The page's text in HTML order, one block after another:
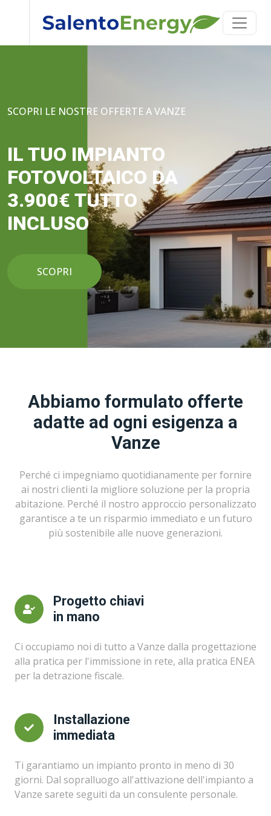
SCOPRI LE NOSTRE OFFERTE A VANZE
IL TUO IMPIANTO
FOTOVOLTAICO DA
3.900€ TUTTO
INCLUSO
SCOPRI
Abbiamo formulato offerte
adatte ad ogni esigenza a
Vanze
Perché ci impegniamo quotidianamente per fornire
ai nostri clienti la migliore soluzione per la propria
abitazione. Perché il nostro approccio personalizzato
garantisce a te un risparmio immediato e un futuro
più sostenibile alle nuove generazioni.
Progetto chiavi
in mano
Ci occupiamo noi di tutto a Vanze dalla progettazione
alla pratica per l'immissione in rete, alla pratica ENEA
per la detrazione fiscale.
Installazione
immediata
Ti garantiamo un impianto pronto in meno di 30
giorni. Dal sopralluogo all'attivazione dell'impianto a
Vanze sarete seguiti da un consulente personale.